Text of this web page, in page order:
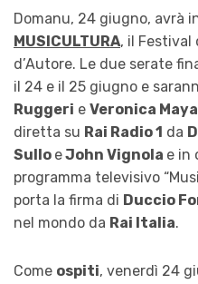
Domanu, 24 giugno, avrà
MUSICULTURA, il Festival
d’Autore. Le due serate
il 24 e il 25 giugno e
Ruggeri e Veronica
diretta su Rai Radio 1 da
Sullo eJohn Vignola e in
programma televisivo
porta la firma di Duccio
nel mondo da Rai Italia.
Come ospiti, venerdì 24